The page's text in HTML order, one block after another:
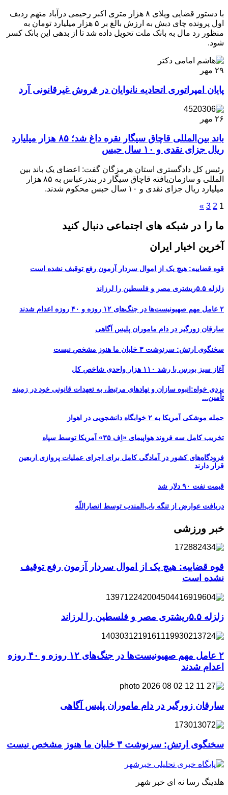
با دستور قضایی ویلای ۸ هزار متری اکبر رحیمی درآباد متهم ردیف
اول پرونده چای دبش به ارزش بالغ بر ۵ هزار میلیارد تومان به
منظور رد مال به بانک ملت تحویل داده شد تا از بدهی این بانک کسر
شود.
۲۹ مهر
پایان امپراتوری اتحادیه نانوایان‌ در‌ فروش غیرقانونی آرد‌
۲۶ مهر
باند بین‌المللی قاچاق سیگار نقره داغ شد؛ ۸۵ هزار میلیارد
ریال جزای نقدی و ۱۰ سال حبس
رئیس کل دادگستری استان هرمزگان گفت: اعضای یک باند بین
المللی و سازمان‌یافته قاچاق سیگار در بندرعباس به ۸۵ هزار
میلیارد ریال جزای نقدی و ۱۰ سال حبس محکوم شدند.
1
2
3
»
ما را در شبکه های اجتماعی دنبال کنید
آخرین اخبار ایران
قوه قضاییه: هیچ یک از اموال سردار آزمون رفع توقیف نشده است
زلزله ۵.۵ریشتری مصر و فلسطین را لرزاند
۲ عامل مهم صهیونیست‌ها در جنگ‌های ۱۲ روزه و ۴۰ روزه اعدام شدند
سارقان زورگیر در دام ماموران پلیس آگاهی
سخنگوی ارتش: سرنوشت ۳ خلبان ما هنوز مشخص نیست
آغاز سبز بورس با رشد ۱۱۰ هزار واحدی شاخص کل
یزدی خواه:انبوه سازان و نهادهای مرتبط، به تعهدات قانونی خود در زمینه
تأمین...
حمله موشکی آمریکا به ۲ خوابگاه دانشجویی در اهواز
تخریب کامل سه فروند هواپیمای «اِف ۳۵» آمریکا توسط سپاه
فرودگاه‌های کشور در آمادگی کامل برای اجرای عملیات پروازی اربعین
قرار دارند
قیمت نفت ۹۰ دلار شد
دریافت عوارض از تنگه باب‌المندب توسط انصاراللّه
خبر ورزشی
قوه قضاییه: هیچ یک از اموال سردار آزمون رفع توقیف
نشده است
زلزله ۵.۵ریشتری مصر و فلسطین را لرزاند
۲ عامل مهم صهیونیست‌ها در جنگ‌های ۱۲ روزه و ۴۰ روزه
اعدام شدند
سارقان زورگیر در دام ماموران پلیس آگاهی
سخنگوی ارتش: سرنوشت ۳ خلبان ما هنوز مشخص نیست
هلدینگ رسا نه ای خبر شهر